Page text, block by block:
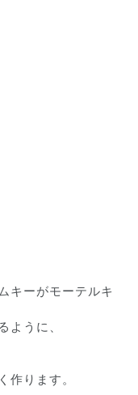
キーがモーテルキ
うに、
ります。